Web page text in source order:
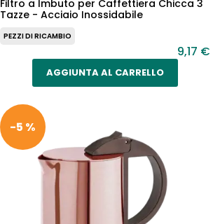
Filtro a Imbuto per Caffettiera Chicca 3
Tazze - Acciaio Inossidabile
PEZZI DI RICAMBIO
9,17 €
AGGIUNTA AL CARRELLO
-5 %